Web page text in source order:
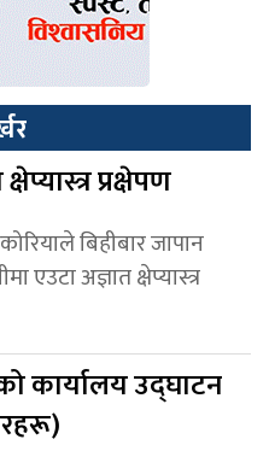
प्रक्षेपण
बिहीबार जापान
एउटा अज्ञात क्षेप्यास्त्र
कार्यालय उद्घाटन